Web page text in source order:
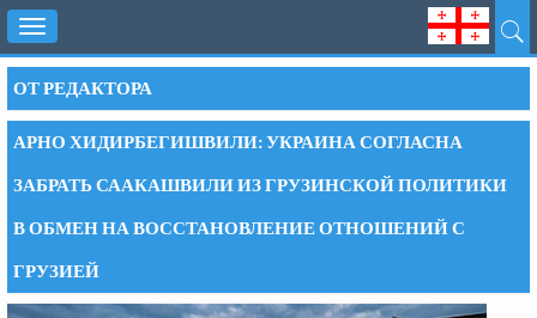
Toggle
navigation
ОТ РЕДАКТОРА
АРНО ХИДИРБЕГИШВИЛИ: УКРАИНА СОГЛАСНА
ЗАБРАТЬ СААКАШВИЛИ ИЗ ГРУЗИНСКОЙ ПОЛИТИКИ
В ОБМЕН НА ВОССТАНОВЛЕНИЕ ОТНОШЕНИЙ С
ГРУЗИЕЙ